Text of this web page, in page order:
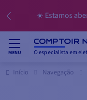
☀️ Estamos
MENU O especialista em
Início Navegação